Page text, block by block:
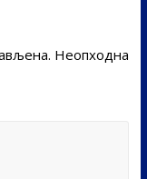
Неопходна